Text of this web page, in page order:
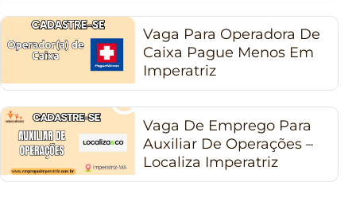
Vaga Para Operadora De
Caixa Pague Menos Em
Imperatriz
Vaga De Emprego Para
Auxiliar De Operações –
Localiza Imperatriz